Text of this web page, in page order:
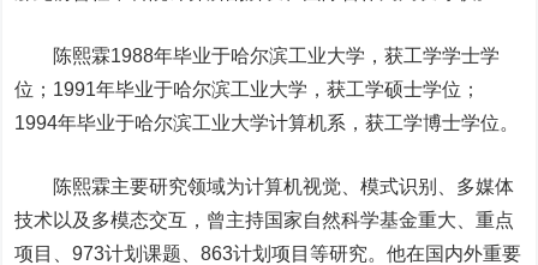
陈熙霖1988年毕业于哈尔滨工业大学，获工学学士学
位；1991年毕业于哈尔滨工业大学，获工学硕士学位；
1994年毕业于哈尔滨工业大学计算机系，获工学博士学位。
陈熙霖主要研究领域为计算机视觉、模式识别、多媒体
技术以及多模态交互，曾主持国家自然科学基金重大、重点
项目、973计划课题、863计划项目等研究。他在国内外重要